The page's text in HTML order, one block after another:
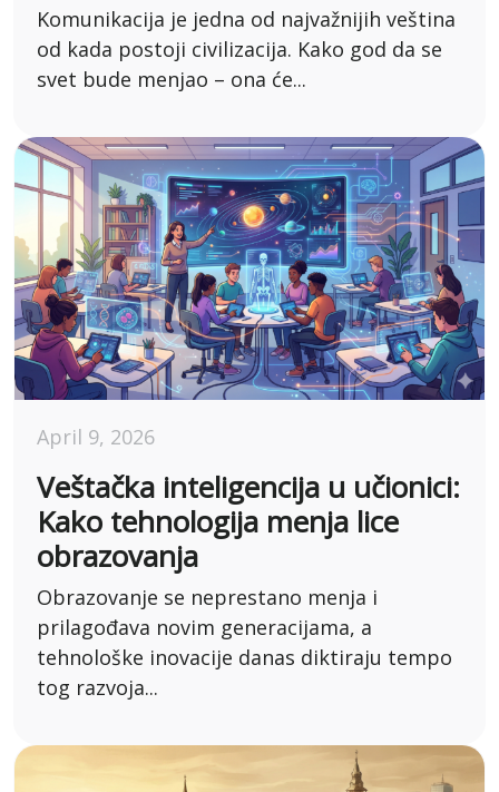
Komunikacija je jedna od najvažnijih veština
od kada postoji civilizacija. Kako god da se
svet bude menjao – ona će...
April 9, 2026
Veštačka inteligencija u učionici:
Kako tehnologija menja lice
obrazovanja
Obrazovanje se neprestano menja i
prilagođava novim generacijama, a
tehnološke inovacije danas diktiraju tempo
tog razvoja...